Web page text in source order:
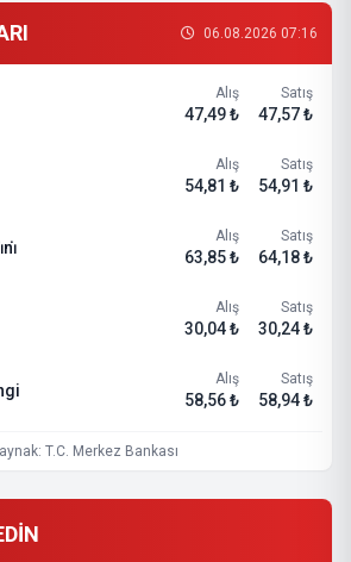
06.08.2026 07:16
Alış
47,49 ₺
Satış
47,57 ₺
Alış
54,81 ₺
Satış
54,91 ₺
Alış
63,85 ₺
Satış
64,18 ₺
Alış
30,04 ₺
Satış
30,24 ₺
Alış
58,56 ₺
Satış
58,94 ₺
T.C. Merkez Bankası